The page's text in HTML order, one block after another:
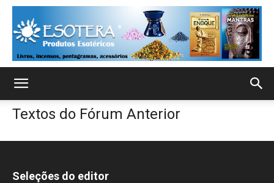
Textos do Fórum Anterior
Seleções do editor